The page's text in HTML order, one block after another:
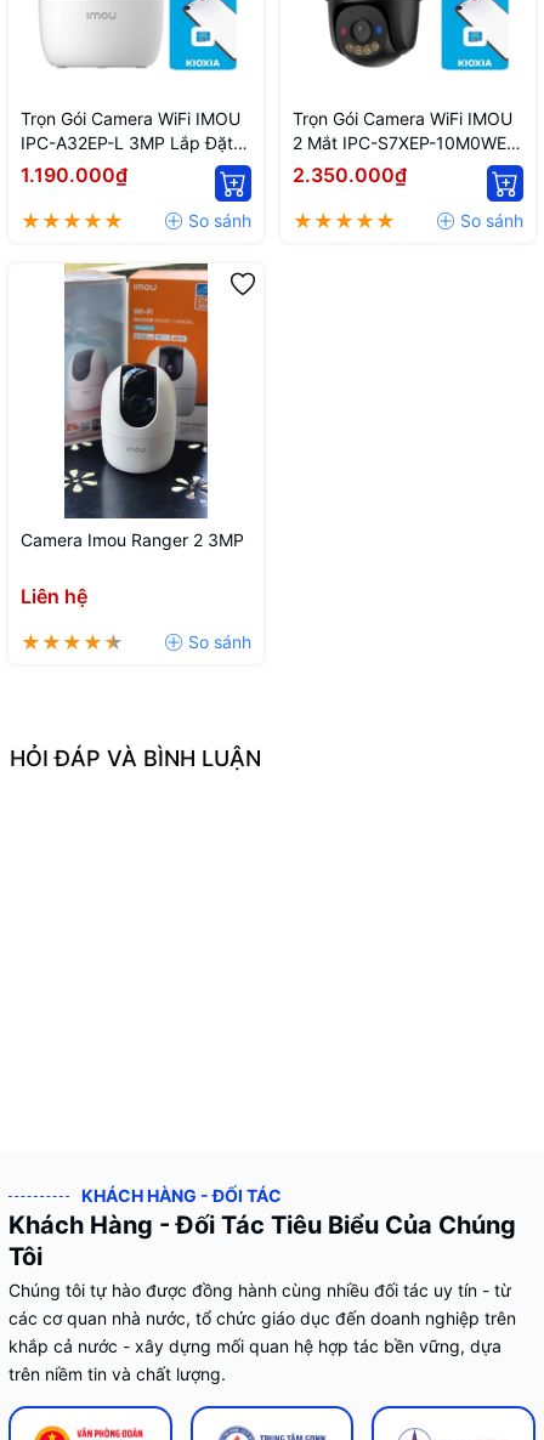
Trọn Gói Camera WiFi IMOU
IPC-A32EP-L 3MP Lắp Đặt
Tận Nơi TPHCM
1.190.000₫
Trọn Gói Camera WiFi IMOU
2 Mắt IPC-S7XEP-10M0WED
Lắp Đặt TPHCM
2.350.000₫
Camera Imou Ranger 2 3MP
Liên hệ
HỎI ĐÁP VÀ BÌNH LUẬN
KHÁCH HÀNG - ĐỐI TÁC
Khách Hàng - Đối Tác Tiêu Biểu Của Chúng
Tôi
Chúng tôi tự hào được đồng hành cùng nhiều đối tác uy tín - từ
các cơ quan nhà nước, tổ chức giáo dục đến doanh nghiệp trên
khắp cả nước - xây dựng mối quan hệ hợp tác bền vững, dựa
trên niềm tin và chất lượng.